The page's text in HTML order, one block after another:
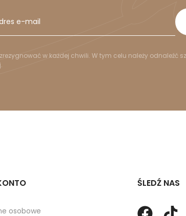
zrezygnować w każdej chwili. W tym celu należy odnaleźć
osobowe
ŚLEDŹ NAS